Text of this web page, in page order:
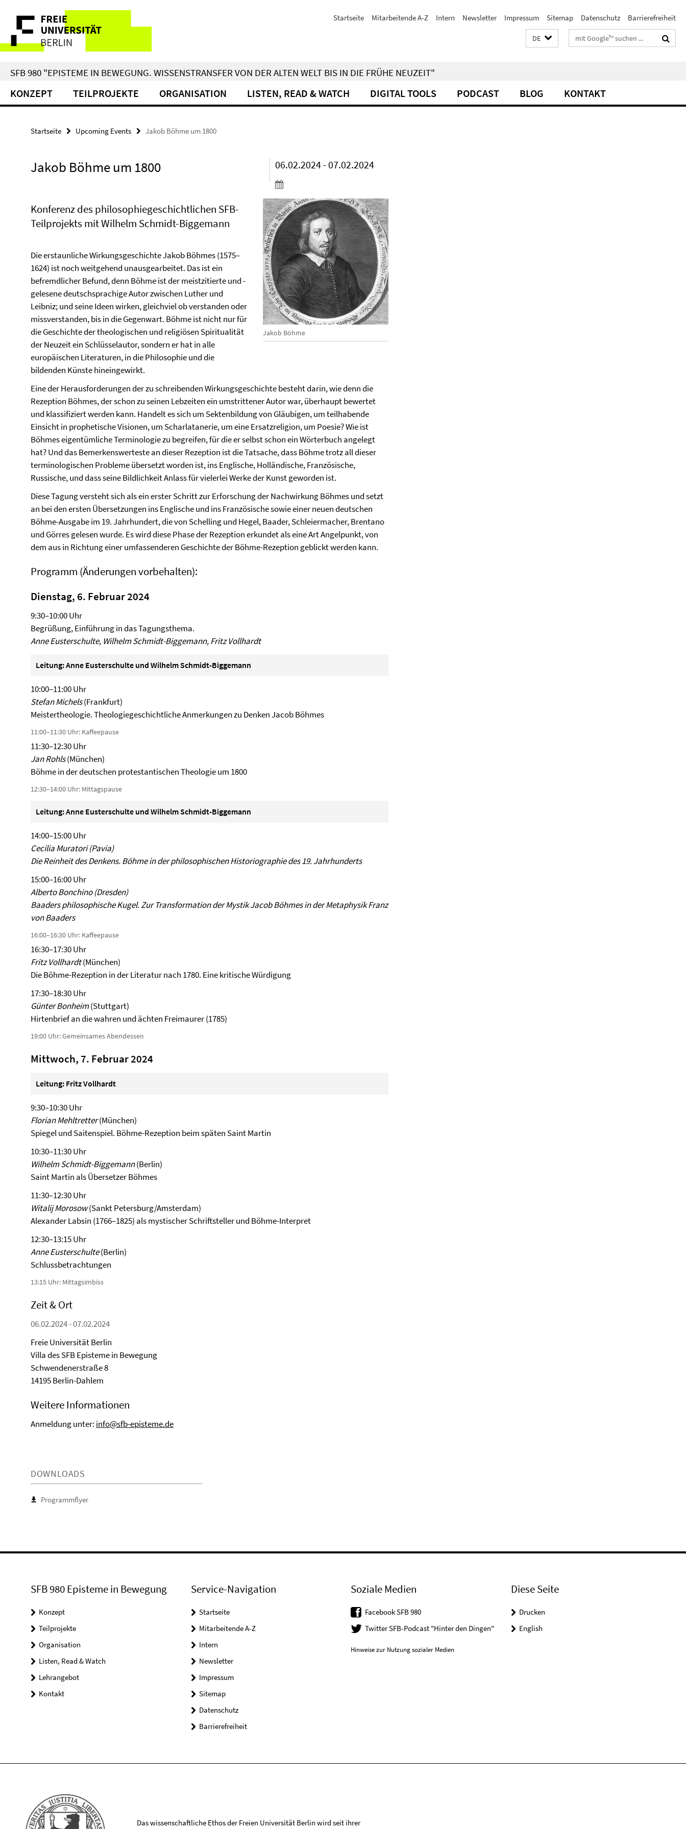
direkt
Inhalt
Service-
Navigation
Startseite Mitarbeitende A-Z Intern Newsletter Impressum Sitemap Datenschutz Barrierefreiheit
DE Suchbegriffe
SFB 980 "EPISTEME IN BEWEGUNG. WISSENSTRANSFER VON DER ALTEN WELT BIS IN DIE FRÜHE NEUZEIT"
KONZEPT TEILPROJEKTE ORGANISATION LISTEN, READ & WATCH DIGITAL TOOLS PODCAST BLOG KONTAKT
Startseite Upcoming Events Jakob Böhme um 1800
Jakob Böhme um 1800 06.02.2024 - 07.02.2024
Jakob Böhme
Konferenz des philosophiegeschichtlichen SFB-
Teilprojekts mit Wilhelm Schmidt-Biggemann
Die erstaunliche Wirkungsgeschichte Jakob Böhmes (1575–
1624) ist noch weitgehend unausgearbeitet. Das ist ein
befremdlicher Befund, denn Böhme ist der meistzitierte und -
gelesene deutschsprachige Autor zwischen Luther und
Leibniz; und seine Ideen wirken, gleichviel ob verstanden oder
missverstanden, bis in die Gegenwart. Böhme ist nicht nur für
die Geschichte der theologischen und religiösen Spiritualität
der Neuzeit ein Schlüsselautor, sondern er hat in alle
europäischen Literaturen, in die Philosophie und die
bildenden Künste hineingewirkt.
Eine der Herausforderungen der zu schreibenden Wirkungsgeschichte besteht darin, wie denn die
Rezeption Böhmes, der schon zu seinen Lebzeiten ein umstrittener Autor war, überhaupt bewertet
und klassifiziert werden kann. Handelt es sich um Sektenbildung von Gläubigen, um teilhabende
Einsicht in prophetische Visionen, um Scharlatanerie, um eine Ersatzreligion, um Poesie? Wie ist
Böhmes eigentümliche Terminologie zu begreifen, für die er selbst schon ein Wörterbuch angelegt
hat? Und das Bemerkenswerteste an dieser Rezeption ist die Tatsache, dass Böhme trotz all dieser
terminologischen Probleme übersetzt worden ist, ins Englische, Holländische, Französische,
Russische, und dass seine Bildlichkeit Anlass für vielerlei Werke der Kunst geworden ist.
Diese Tagung versteht sich als ein erster Schritt zur Erforschung der Nachwirkung Böhmes und setzt
an bei den ersten Übersetzungen ins Englische und ins Französische sowie einer neuen deutschen
Böhme-Ausgabe im 19. Jahrhundert, die von Schelling und Hegel, Baader, Schleiermacher, Brentano
und Görres gelesen wurde. Es wird diese Phase der Rezeption erkundet als eine Art Angelpunkt, von
dem aus in Richtung einer umfassenderen Geschichte der Böhme-Rezeption geblickt werden kann.
Programm (Änderungen vorbehalten):
Dienstag, 6. Februar 2024
9:30–10:00 Uhr
Begrüßung, Einführung in das Tagungsthema.
Anne Eusterschulte, Wilhelm Schmidt-Biggemann, Fritz Vollhardt
Leitung: Anne Eusterschulte und Wilhelm Schmidt-Biggemann
10:00–11:00 Uhr
Stefan Michels(Frankfurt)
Meistertheologie. Theologiegeschichtliche Anmerkungen zu Denken Jacob Böhmes
11:00–11:30 Uhr: Kaffeepause
11:30–12:30 Uhr
Jan Rohls(München)
Böhme in der deutschen protestantischen Theologie um 1800
12:30–14:00 Uhr: Mittagspause
Leitung:Anne Eusterschulte und Wilhelm Schmidt-Biggemann
14:00–15:00 Uhr
Cecilia Muratori(Pavia)
Die Reinheit des Denkens. Böhme in der philosophischen Historiographie des 19. Jahrhunderts
15:00–16:00 Uhr
Alberto Bonchino(Dresden)
Baaders philosophische Kugel. Zur Transformation der Mystik Jacob Böhmes in der Metaphysik Franz
von Baaders
16:00–16:30 Uhr: Kaffeepause
16:30–17:30 Uhr
Fritz Vollhardt(München)
Die Böhme-Rezeption in der Literatur nach 1780. Eine kritische Würdigung
17:30–18:30 Uhr
Günter Bonheim(Stuttgart)
Hirtenbrief an die wahren und ächten Freimaurer (1785)
19:00 Uhr: Gemeinsames Abendessen
Mittwoch, 7. Februar 2024
Leitung: Fritz Vollhardt
9:30–10:30 Uhr
Florian Mehltretter(München)
Spiegel und Saitenspiel. Böhme-Rezeption beim späten Saint Martin
10:30–11:30 Uhr
Wilhelm Schmidt-Biggemann(Berlin)
Saint Martin als Übersetzer Böhmes
11:30–12:30 Uhr
Witalij Morosow(Sankt Petersburg/Amsterdam)
Alexander Labsin (1766–1825) als mystischer Schriftsteller und Böhme-Interpret
12:30–13:15 Uhr
Anne Eusterschulte(Berlin)
Schlussbetrachtungen
13:15 Uhr: Mittagsimbiss
Zeit & Ort
06.02.2024 - 07.02.2024
Freie Universität Berlin
Villa des SFB Episteme in Bewegung
Schwendenerstraße 8
14195 Berlin-Dahlem
Weitere Informationen
Anmeldung unter: info@sfb-episteme.de
DOWNLOADS
Programmflyer
SFB 980 Episteme in Bewegung
Konzept
Teilprojekte
Organisation
Listen, Read & Watch
Lehrangebot
Kontakt
Service-Navigation
Startseite
Mitarbeitende A-Z
Intern
Newsletter
Impressum
Sitemap
Datenschutz
Barrierefreiheit
Soziale Medien
Facebook SFB 980
Twitter SFB-Podcast "Hinter den Dingen"
Hinweise zur Nutzung sozialer Medien
Diese Seite
Drucken
English
Das wissenschaftliche Ethos der Freien Universität Berlin wird seit ihrer